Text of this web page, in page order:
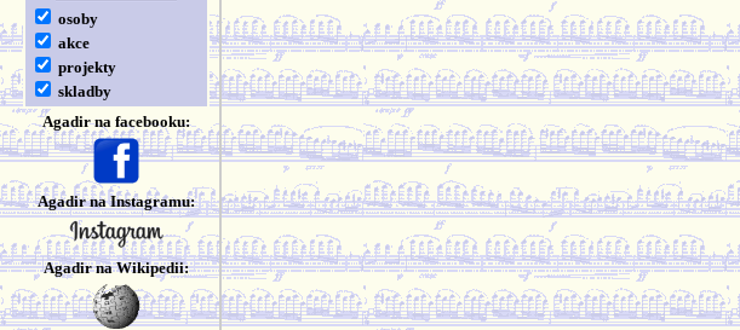
osoby
akce
projekty
skladby
Agadir na facebooku:
Agadir na Instagramu:
Agadir na Wikipedii: